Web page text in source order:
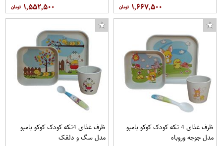
۱,۶۶۷,۵۰۰ ۱,۵۵۲,۵۰۰
ظرف غذای 4 تکه کودک کوکو بامبو
مدل جوجه وروباه
ظرف غذای 4تکه کودک کوکو بامبو
مدل سگ و دلقک